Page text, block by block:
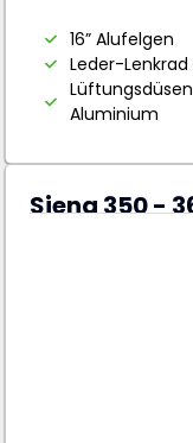
16” Alufelgen
Leder-
Aluminium
Siena 350 -